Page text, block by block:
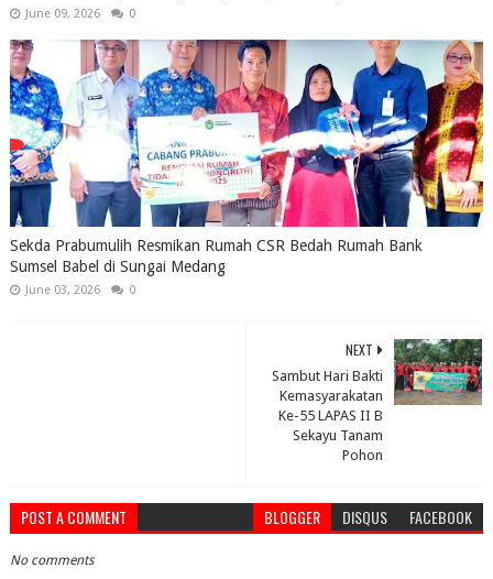
June 09, 2026 0
Sekda Prabumulih Resmikan Rumah CSR Bedah Rumah Bank
Sumsel Babel di Sungai Medang
June 03, 2026 0
NEXT
Sambut Hari Bakti
Kemasyarakatan
Ke-55 LAPAS II B
Sekayu Tanam
Pohon
POST A COMMENT BLOGGER DISQUS FACEBOOK
No comments